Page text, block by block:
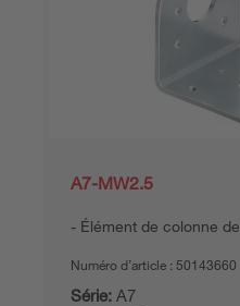
A7-MW2.5
Élément de colonne
Numéro d’article : 50143660
Série: A7